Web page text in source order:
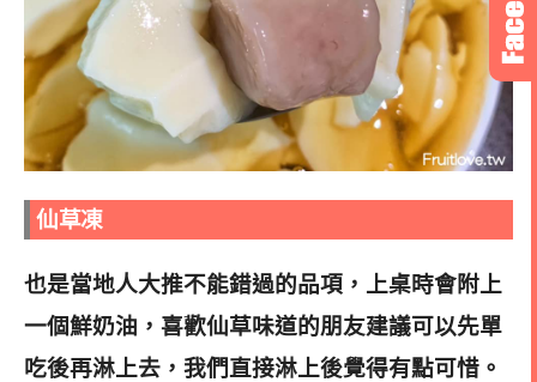
仙草凍
也是當地人大推不能錯過的品項，上桌時會附上
一個鮮奶油，喜歡仙草味道的朋友建議可以先單
吃後再淋上去，我們直接淋上後覺得有點可惜 。